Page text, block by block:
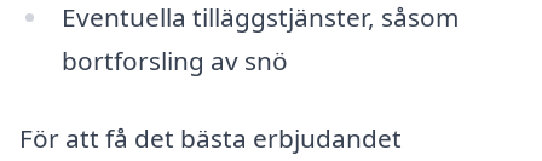
Eventuella tilläggstjänster, såsom
bortforsling av snö
För att få det bästa erbjudandet